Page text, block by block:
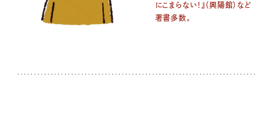
にこまらない！』（興陽館）など
著書多数。